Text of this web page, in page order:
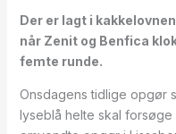
Der er lagt i
når Zenit og Benfica
femte runde.
Onsdagens tidlige opgør
lyseblå helte skal